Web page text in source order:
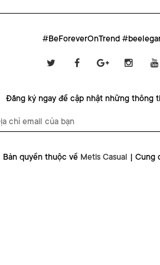
#BeForeverOnTrend
Đăng ký ngay để cập nhật những thông
Bản quyền thuộc về Metis Casual | Cung